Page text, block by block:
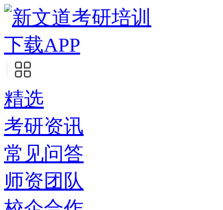
下载APP
精选
考研资讯
常见问答
师资团队